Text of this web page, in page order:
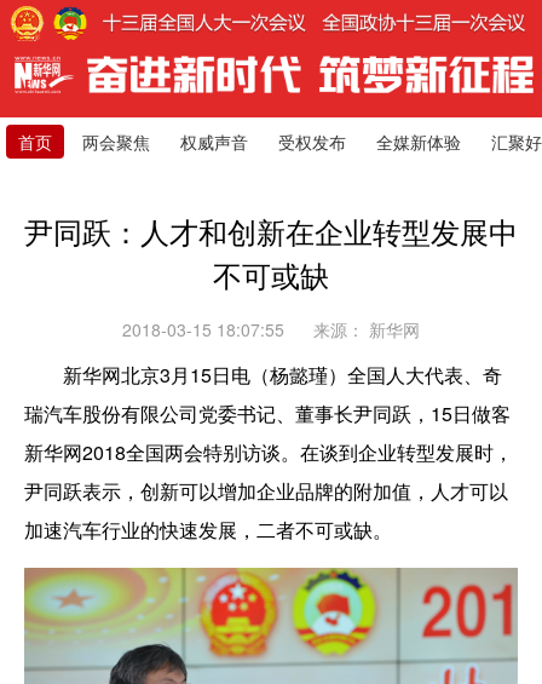
首页 两会聚焦 权威声音 受权发布 全媒新体验 汇聚
尹同跃：人才和创新在企业转型发展中
不可或缺
2018-03-15 18:07:55 来源： 新华网
新华网北京3月15日电（杨懿瑾）全国人大代表、奇
瑞汽车股份有限公司党委书记、董事长尹同跃，15日做客
新华网2018全国两会特别访谈。在谈到企业转型发展时，
尹同跃表示，创新可以增加企业品牌的附加值，人才可以
加速汽车行业的快速发展，二者不可或缺。